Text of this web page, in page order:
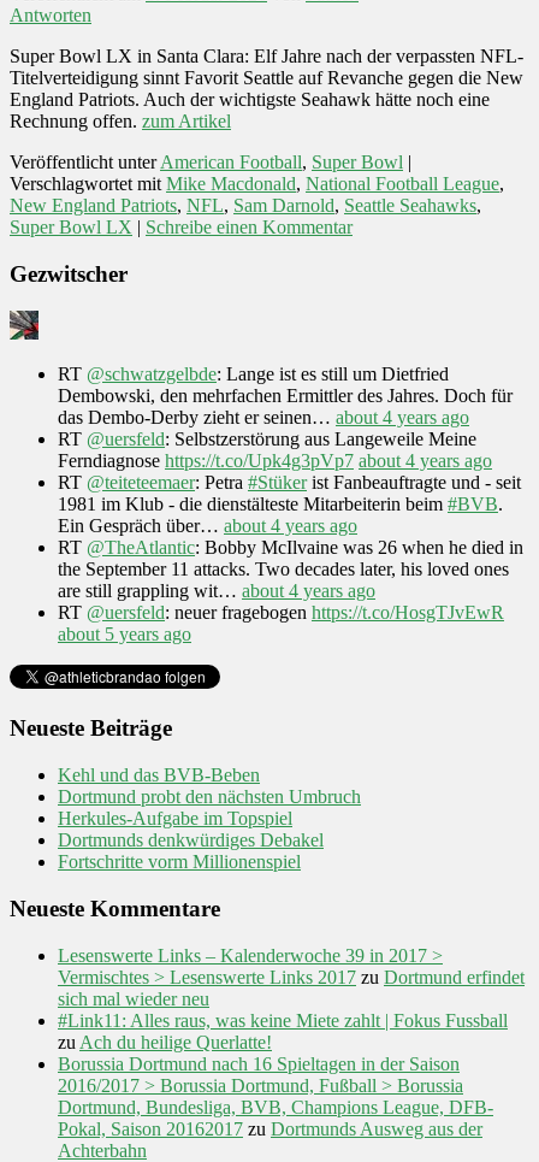
Antworten
Super Bowl LX in Santa Clara: Elf Jahre nach der verpassten NFL-
Titelverteidigung sinnt Favorit Seattle auf Revanche gegen die New
England Patriots. Auch der wichtigste Seahawk hätte noch eine
Rechnung offen. zum Artikel
Veröffentlicht unter American Football, Super Bowl |
Verschlagwortet mit Mike Macdonald, National Football League,
New England Patriots, NFL, Sam Darnold, Seattle Seahawks,
Super Bowl LX | Schreibe einen Kommentar
Gezwitscher
RT @schwatzgelbde: Lange ist es still um Dietfried
Dembowski, den mehrfachen Ermittler des Jahres. Doch für
das Dembo-Derby zieht er seinen… about 4 years ago
RT @uersfeld: Selbstzerstörung aus Langeweile Meine
Ferndiagnose https://t.co/Upk4g3pVp7 about 4 years ago
RT @teiteteemaer: Petra #Stükerist Fanbeauftragte und - seit
1981 im Klub - die dienstälteste Mitarbeiterin beim #BVB.
Ein Gespräch über… about 4 years ago
RT @TheAtlantic: Bobby McIlvaine was 26 when he died in
the September 11 attacks. Two decades later, his loved ones
are still grappling wit… about 4 years ago
RT @uersfeld: neuer fragebogen https://t.co/HosgTJvEwR
about 5 years ago
Neueste Beiträge
Kehl und das BVB-Beben
Dortmund probt den nächsten Umbruch
Herkules-Aufgabe im Topspiel
Dortmunds denkwürdiges Debakel
Fortschritte vorm Millionenspiel
Neueste Kommentare
Lesenswerte Links – Kalenderwoche 39 in 2017 >
Vermischtes > Lesenswerte Links 2017 zu Dortmund erfindet
sich mal wieder neu
#Link11: Alles raus, was keine Miete zahlt | Fokus Fussball
zu Ach du heilige Querlatte!
Borussia Dortmund nach 16 Spieltagen in der Saison
2016/2017 > Borussia Dortmund, Fußball > Borussia
Dortmund, Bundesliga, BVB, Champions League, DFB-
Pokal, Saison 20162017 zu Dortmunds Ausweg aus der
Achterbahn